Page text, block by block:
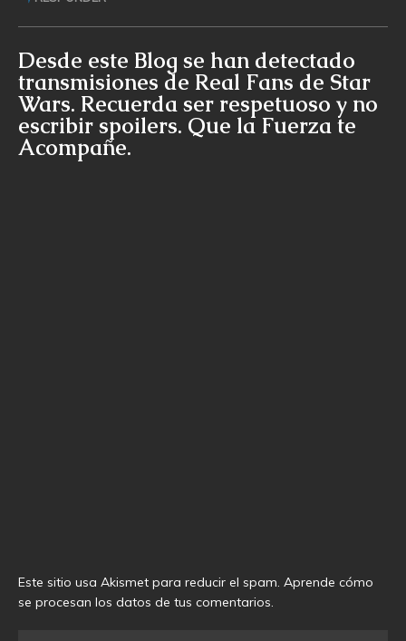
Desde este Blog se han detectado
transmisiones de Real Fans de Star
Wars. Recuerda ser respetuoso y no
escribir spoilers. Que la Fuerza te
Acompañe.
Este sitio usa Akismet para reducir el spam. Aprende cómo
se procesan los datos de tus comentarios.